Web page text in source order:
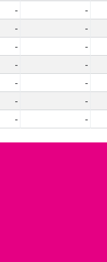
- -
- -
- -
- -
- -
- -
- -